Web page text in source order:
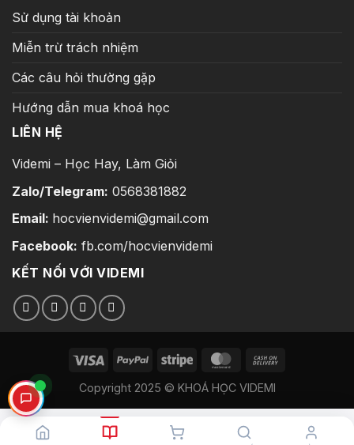
Sử dụng tài khoản
Miễn trừ trách nhiệm
Các câu hỏi thường gặp
Hướng dẫn mua khoá học
LIÊN HỆ
Videmi – Học Hay, Làm Giỏi
Zalo/Telegram: 0568381882
Email: hocvienvidemi@gmail.com
Facebook: fb.com/hocvienvidemi
KẾT NỐI VỚI VIDEMI
Copyright 2025 © KHOÁ HỌC VIDEMI